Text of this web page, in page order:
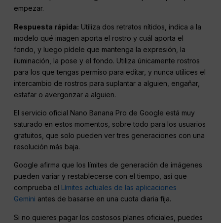
empezar.
Respuesta rápida: Utiliza dos retratos nítidos, indica a la
modelo qué imagen aporta el rostro y cuál aporta el
fondo, y luego pídele que mantenga la expresión, la
iluminación, la pose y el fondo. Utiliza únicamente rostros
para los que tengas permiso para editar, y nunca utilices el
intercambio de rostros para suplantar a alguien, engañar,
estafar o avergonzar a alguien.
El servicio oficial Nano Banana Pro de Google está muy
saturado en estos momentos, sobre todo para los usuarios
gratuitos, que solo pueden ver tres generaciones con una
resolución más baja.
Google afirma que los límites de generación de imágenes
pueden variar y restablecerse con el tiempo, así que
comprueba el Límites actuales de las aplicaciones
Gemini antes de basarse en una cuota diaria fija.
Si no quieres pagar los costosos planes oficiales, puedes